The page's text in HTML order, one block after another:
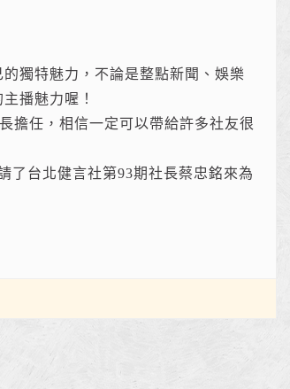
獨特魅力，不論是整點新聞、娛樂
播魅力喔！
擔任，相信一定可以帶給許多社友很
了台北健言社第93期社長蔡忠銘來為